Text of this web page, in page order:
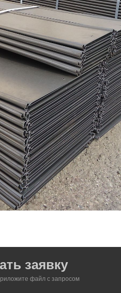
заявку
файл c запросом